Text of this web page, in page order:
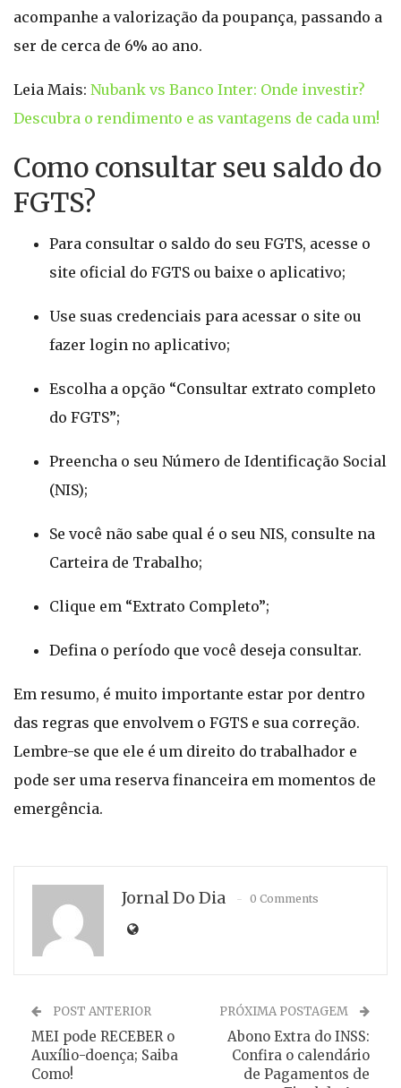
acompanhe a valorização da poupança, passando a
ser de cerca de 6% ao ano.
Leia Mais: Nubank vs Banco Inter: Onde investir?
Descubra o rendimento e as vantagens de cada um!
Como consultar seu saldo do
FGTS?
Para consultar o saldo do seu FGTS, acesse o
site oficial do FGTS ou baixe o aplicativo;
Use suas credenciais para acessar o site ou
fazer login no aplicativo;
Escolha a opção “Consultar extrato completo
do FGTS”;
Preencha o seu Número de Identificação Social
(NIS);
Se você não sabe qual é o seu NIS, consulte na
Carteira de Trabalho;
Clique em “Extrato Completo”;
Defina o período que você deseja consultar.
Em resumo, é muito importante estar por dentro
das regras que envolvem o FGTS e sua correção.
Lembre-se que ele é um direito do trabalhador e
pode ser uma reserva financeira em momentos de
emergência.
Jornal Do Dia 0 Comments
POST ANTERIOR
MEI pode RECEBER o
Auxílio-doença; Saiba
Como!
PRÓXIMA POSTAGEM
Abono Extra do INSS:
Confira o calendário
de Pagamentos de